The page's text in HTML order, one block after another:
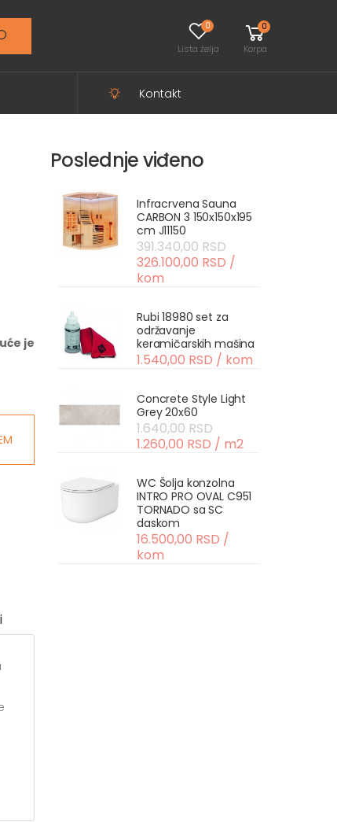
0
Lista želja
0
Korpa
Kontakt
je
Poslednje viđeno
Infracrvena Sauna
CARBON 3 150x150x195
cm J11150
391.340,00 RSD
326.100,00 RSD /
kom
Rubi 18980 set za
održavanje
keramičarskih mašina
1.540,00 RSD / kom
Concrete Style Light
Grey 20x60
1.640,00 RSD
1.260,00 RSD / m2
WC Šolja konzolna
INTRO PRO OVAL C951
TORNADO sa SC
daskom
16.500,00 RSD /
kom